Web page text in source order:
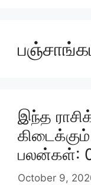
இந்த
பலன்கள்:
October 9,